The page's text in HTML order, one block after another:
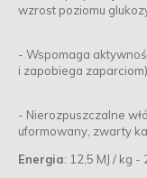
wzrost poziomu
- Wspomaga
i zapobiega zaparciom).
- Nierozpuszczalne
uformowany, zwarty
Energia: 12,5 MJ / kg -